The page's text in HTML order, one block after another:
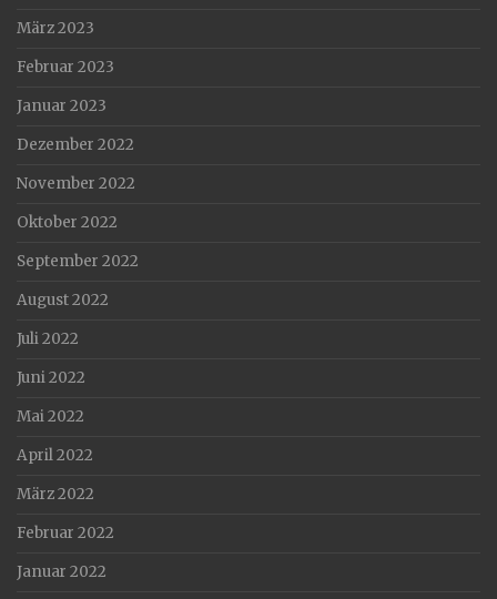
März 2023
Februar 2023
Januar 2023
Dezember 2022
November 2022
Oktober 2022
September 2022
August 2022
Juli 2022
Juni 2022
Mai 2022
April 2022
März 2022
Februar 2022
Januar 2022